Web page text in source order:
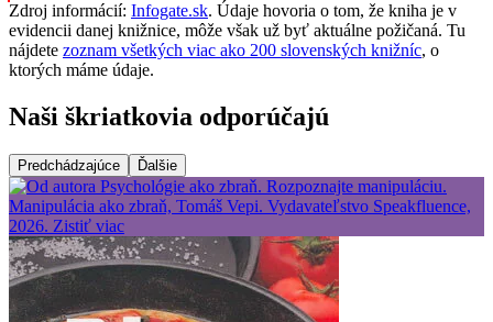
Zdroj informácií: Infogate.sk. Údaje hovoria o tom, že kniha je v
evidencii danej knižnice, môže však už byť aktuálne požičaná. Tu
nájdete zoznam všetkých viac ako 200 slovenských knižníc, o
ktorých máme údaje.
Naši škriatkovia odporúčajú
Predchádzajúce Ďalšie